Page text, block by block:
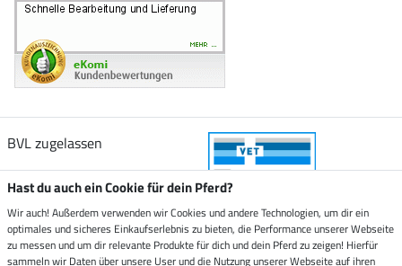
BVL zugelassen
Zustellung durch
Hast du auch ein Cookie für dein Pferd?
Wir auch! Außerdem verwenden wir Cookies und andere Technologien, um dir ein
optimales und sicheres Einkaufserlebnis zu bieten, die Performance unserer Webseite
zu messen und um dir relevante Produkte für dich und dein Pferd zu zeigen! Hierfür
sammeln wir Daten über unsere User und die Nutzung unserer Webseite auf ihren